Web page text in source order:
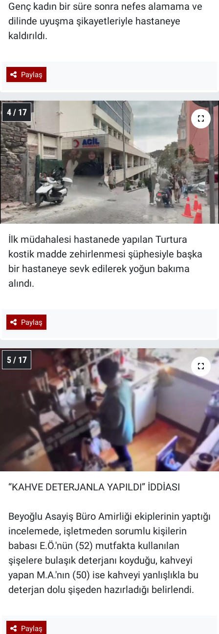
Genç kadın bir süre sonra nefes alamama ve
dilinde uyuşma şikayetleriyle hastaneye
kaldırıldı.
Paylaş
4 / 17
İlk müdahalesi hastanede yapılan Turtura
kostik madde zehirlenmesi şüphesiyle başka
bir hastaneye sevk edilerek yoğun bakıma
alındı.
Paylaş
5 / 17
“KAHVE DETERJANLA YAPILDI” İDDİASI
Beyoğlu Asayiş Büro Amirliği ekiplerinin yaptığı
incelemede, işletmeden sorumlu kişilerin
babası E.Ö.'nün (52) mutfakta kullanılan
şişelere bulaşık deterjanı koyduğu, kahveyi
yapan M.A.'nın (50) ise kahveyi yanlışlıkla bu
deterjan dolu şişeden hazırladığı belirlendi.
Paylaş